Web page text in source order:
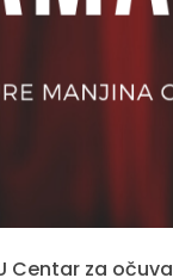
Centar za